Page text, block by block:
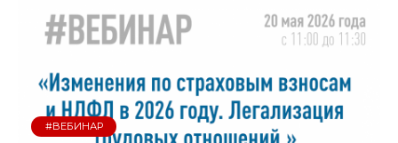
#ВЕБИНАР